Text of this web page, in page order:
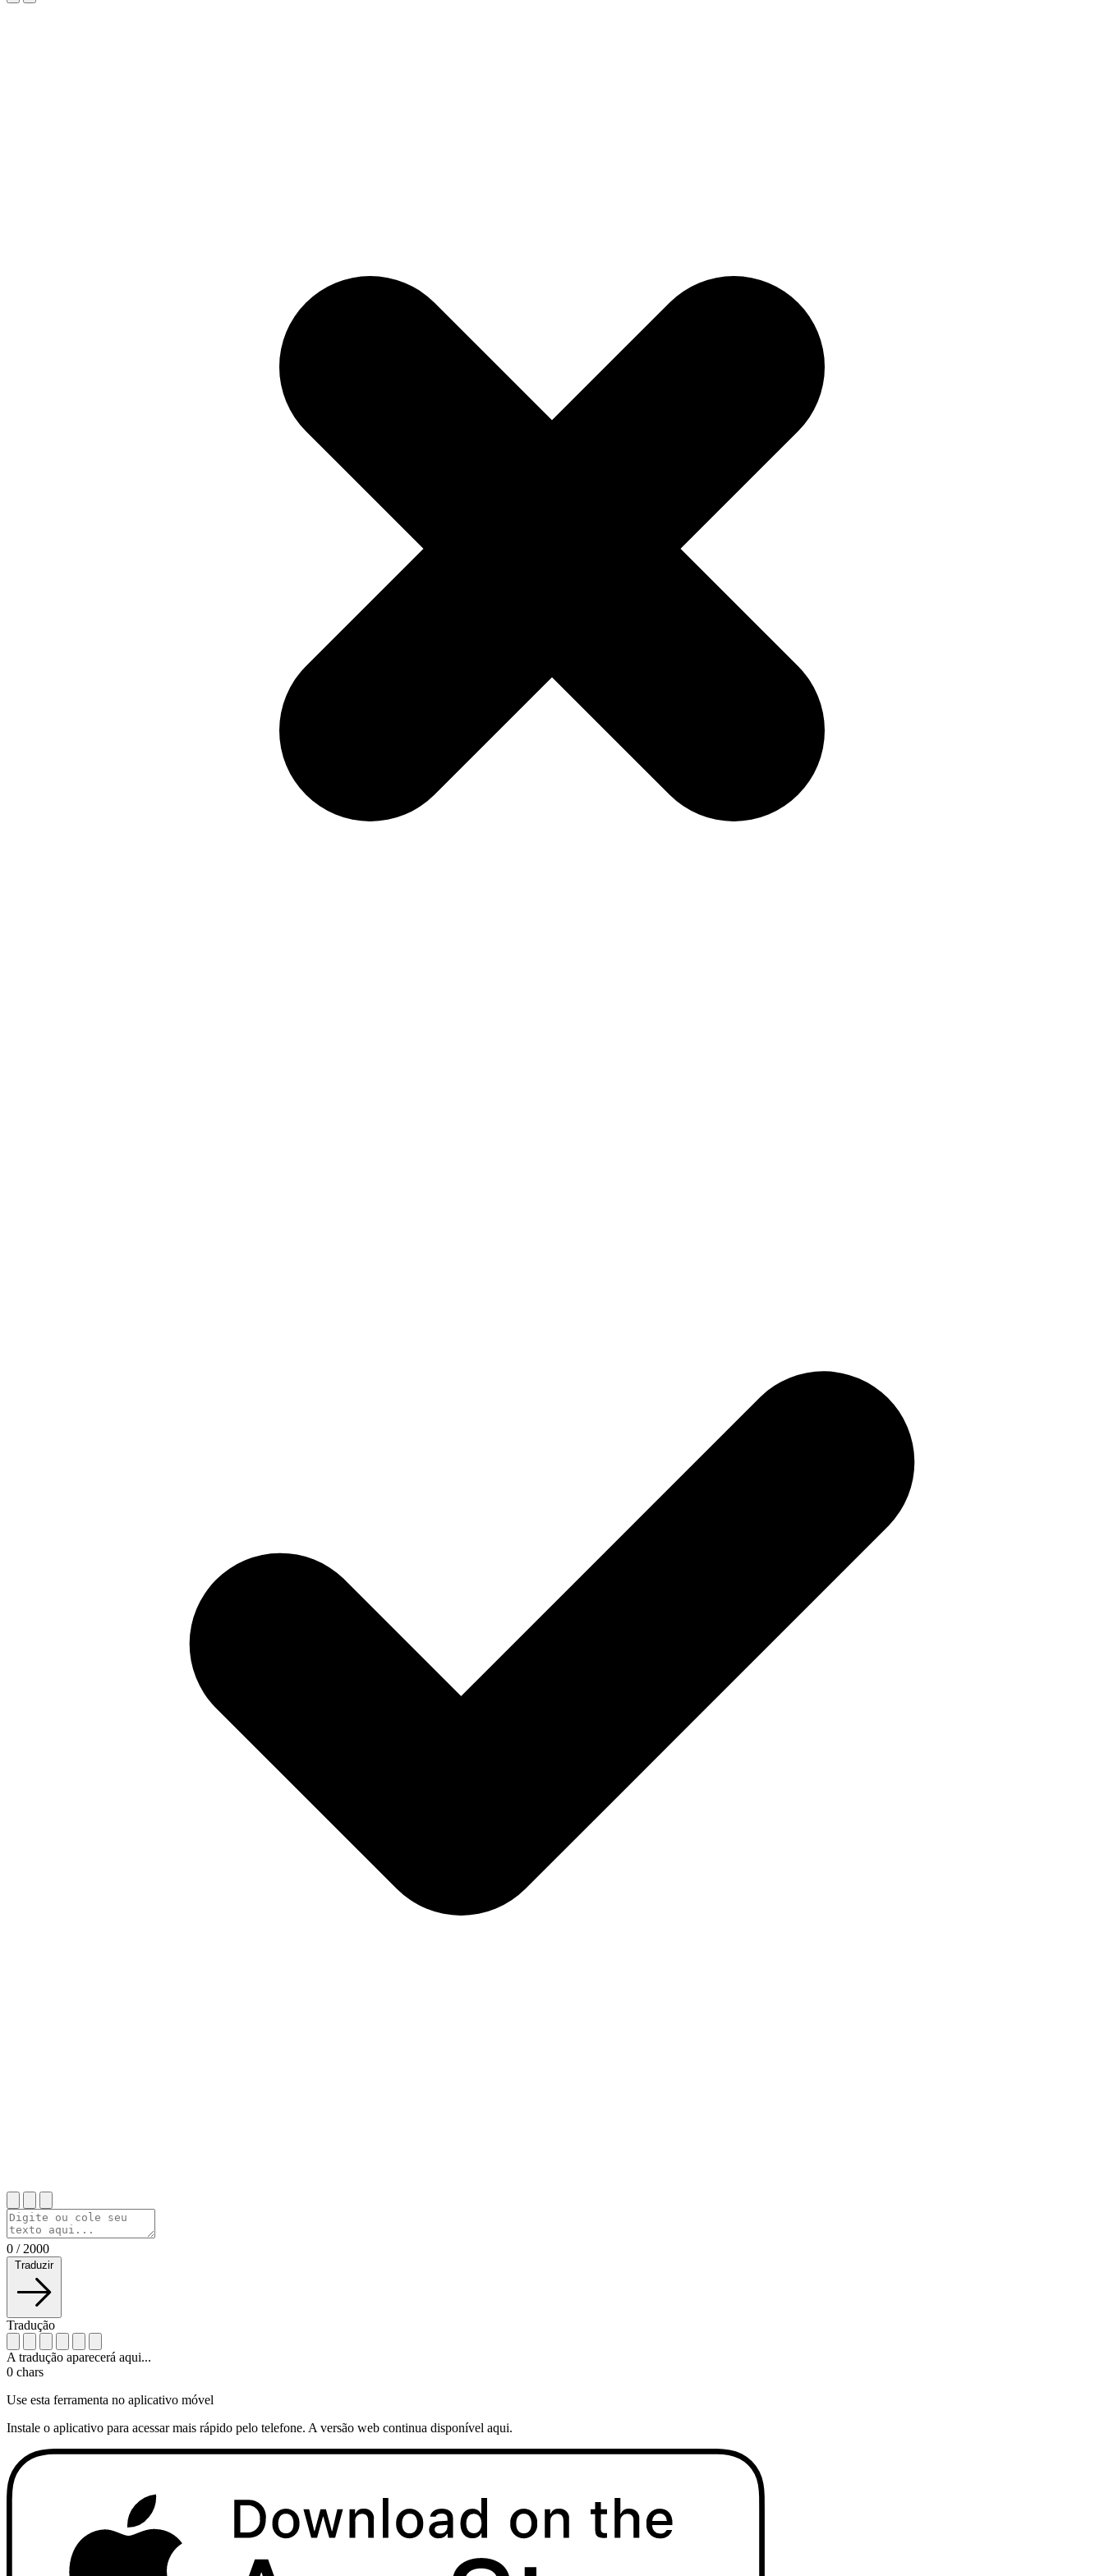
0 / 2000
Traduzir
Tradução
A tradução aparecerá aqui...
0 chars
Use esta ferramenta no aplicativo móvel
Instale o aplicativo para acessar mais rápido pelo telefone. A versão web continua disponível aqui.